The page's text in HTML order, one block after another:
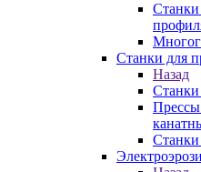
Станки для
Назад
Станки
Прессы
Станки